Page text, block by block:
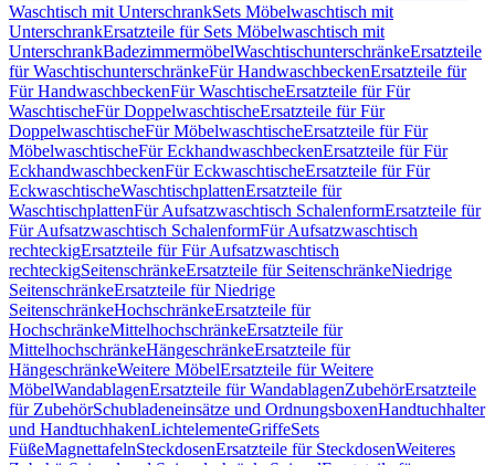
Waschtisch mit UnterschrankSets Möbelwaschtisch mit
UnterschrankErsatzteile für Sets Möbelwaschtisch mit
UnterschrankBadezimmermöbelWaschtischunterschränkeErsatzteile
für WaschtischunterschränkeFür HandwaschbeckenErsatzteile für
Für HandwaschbeckenFür WaschtischeErsatzteile für Für
WaschtischeFür DoppelwaschtischeErsatzteile für Für
DoppelwaschtischeFür MöbelwaschtischeErsatzteile für Für
MöbelwaschtischeFür EckhandwaschbeckenErsatzteile für Für
EckhandwaschbeckenFür EckwaschtischeErsatzteile für Für
EckwaschtischeWaschtischplattenErsatzteile für
WaschtischplattenFür Aufsatzwaschtisch SchalenformErsatzteile für
Für Aufsatzwaschtisch SchalenformFür Aufsatzwaschtisch
rechteckigErsatzteile für Für Aufsatzwaschtisch
rechteckigSeitenschränkeErsatzteile für SeitenschränkeNiedrige
SeitenschränkeErsatzteile für Niedrige
SeitenschränkeHochschränkeErsatzteile für
HochschränkeMittelhochschränkeErsatzteile für
MittelhochschränkeHängeschränkeErsatzteile für
HängeschränkeWeitere MöbelErsatzteile für Weitere
MöbelWandablagenErsatzteile für WandablagenZubehörErsatzteile
für ZubehörSchubladeneinsätze und OrdnungsboxenHandtuchhalter
und HandtuchhakenLichtelementeGriffeSets
FüßeMagnettafelnSteckdosenErsatzteile für SteckdosenWeiteres